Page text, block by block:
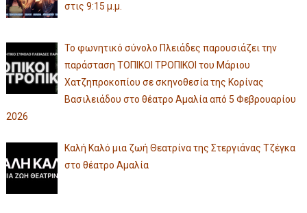
στις 9:15 μ.μ.
Το φωνητικό σύνολο Πλειάδες παρουσιάζει την
παράσταση ΤΟΠΙΚΟΙ ΤΡΟΠΙΚΟΙ του Μάριου
Χατζηπροκοπίου σε σκηνοθεσία της Κορίνας
Βασιλειάδου στο θέατρο Αμαλία από 5 Φεβρουαρίου
2026
Καλή Καλό μια ζωή Θεατρίνα της Στεργιάνας Τζέγκα
στο θέατρο Αμαλία